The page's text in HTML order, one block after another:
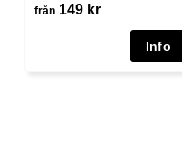
från 149 kr